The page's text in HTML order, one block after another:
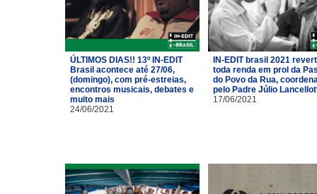
ÚLTIMOS DIAS!! 13º IN-EDIT
Brasil acontece até 27/06,
(domingo), com pré-estreias,
encontros musicais, debates e
muito mais
24/06/2021
IN-EDIT brasil 2021
toda renda em prol da
do Povo da Rua,
pelo Padre Júlio
17/06/2021